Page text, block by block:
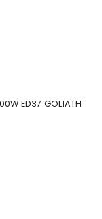
ED37 GOLIATH